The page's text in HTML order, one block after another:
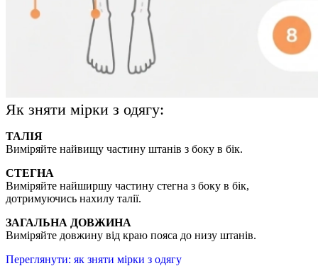
Як зняти мірки з одягу:
ТАЛІЯ
Виміряйте найвищу частину штанів з боку в бік.
СТЕГНА
Виміряйте найширшу частину стегна з боку в бік,
дотримуючись нахилу талії.
ЗАГАЛЬНА ДОВЖИНА
Виміряйте довжину від краю пояса до низу штанів.
Переглянути: як зняти мірки з одягу